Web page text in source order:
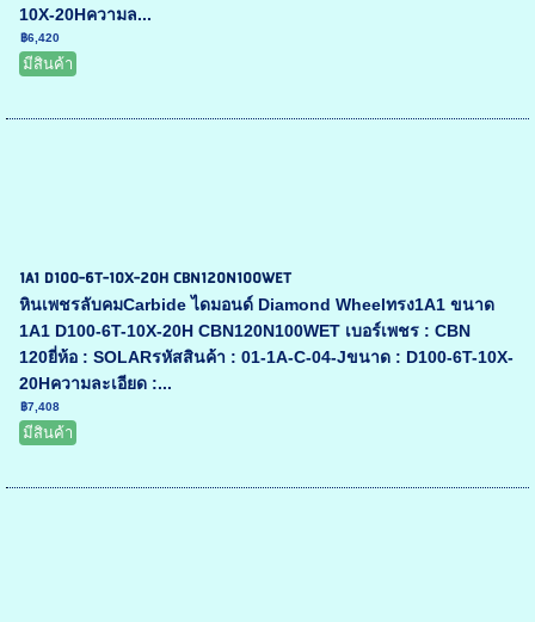
10X-20Hความล...
฿6,420
มีสินค้า
1A1 D100-6T-10X-20H CBN120N100WET
หินเพชรลับคมCarbide ไดมอนด์ Diamond Wheelทรง1A1 ขนาด
1A1 D100-6T-10X-20H CBN120N100WET เบอร์เพชร : CBN
120ยี่ห้อ : SOLARรหัสสินค้า : 01-1A-C-04-Jขนาด : D100-6T-10X-
20Hความละเอียด :...
฿7,408
มีสินค้า